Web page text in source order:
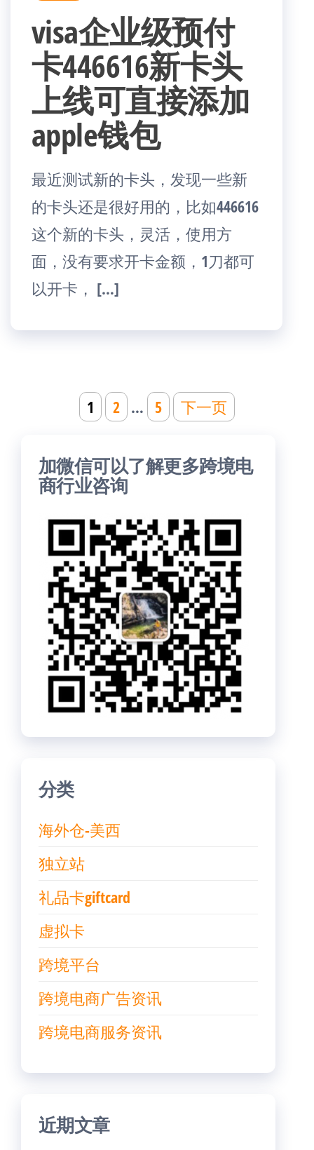
visa企业级预付
卡446616新卡头
上线可直接添加
apple钱包
最近测试新的卡头，发现一些新
的卡头还是很好用的，比如446616
这个新的卡头，灵活，使用方
面，没有要求开卡金额，1刀都可
以开卡， […]
页
1 2 … 5 下一页
加微信可以了解更多跨境电
商行业咨询
分类
海外仓-美西
独立站
礼品卡giftcard
虚拟卡
跨境平台
跨境电商广告资讯
跨境电商服务资讯
近期文章